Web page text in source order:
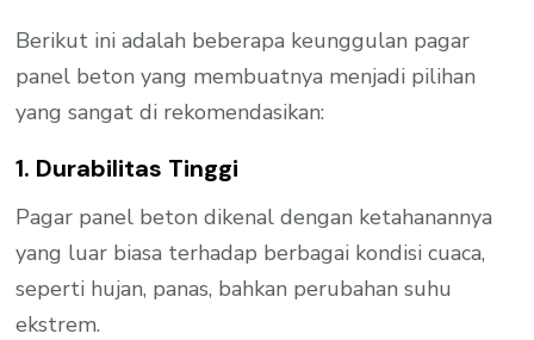
Berikut ini adalah beberapa keunggulan pagar
panel beton yang membuatnya menjadi pilihan
yang sangat di rekomendasikan:
1. Durabilitas Tinggi
Pagar panel beton dikenal dengan ketahanannya
yang luar biasa terhadap berbagai kondisi cuaca,
seperti hujan, panas, bahkan perubahan suhu
ekstrem.